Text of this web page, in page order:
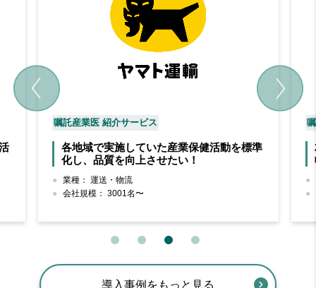
嘱託産業医 紹介サービス
各地域で実施していた産業保健活動を標準
化し、品質を向上させたい！
業種： 運送・物流
会社規模： 3001名〜
導入事例をもっと見る